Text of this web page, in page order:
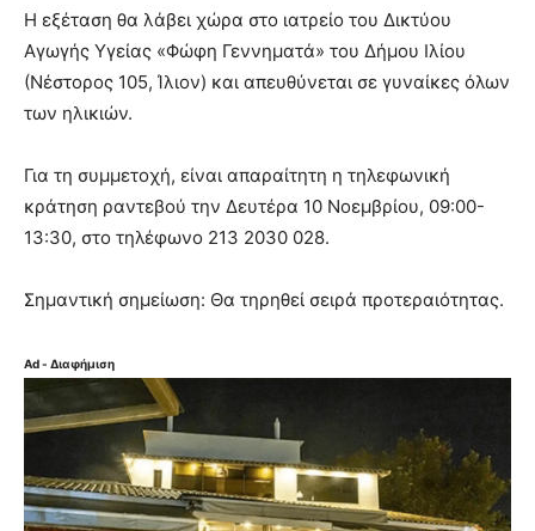
Η εξέταση θα λάβει χώρα στο ιατρείο του Δικτύου
Αγωγής Υγείας «Φώφη Γεννηματά» του Δήμου Ιλίου
(Νέστορος 105, Ίλιον) και απευθύνεται σε γυναίκες όλων
των ηλικιών.
Για τη συμμετοχή, είναι απαραίτητη η τηλεφωνική
κράτηση ραντεβού την Δευτέρα 10 Νοεμβρίου, 09:00-
13:30, στο τηλέφωνο 213 2030 028.
Σημαντική σημείωση: Θα τηρηθεί σειρά προτεραιότητας.
Ad - Διαφήμιση